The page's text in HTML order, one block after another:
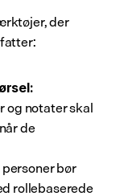
der
og notater skal
de
bør
rollebaserede